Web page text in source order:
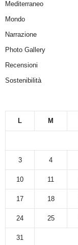
Mediterraneo
Mondo
Narrazione
Photo Gallery
Recensioni
Sostenibilità
L M
3 4
10 11
17 18
24 25
31